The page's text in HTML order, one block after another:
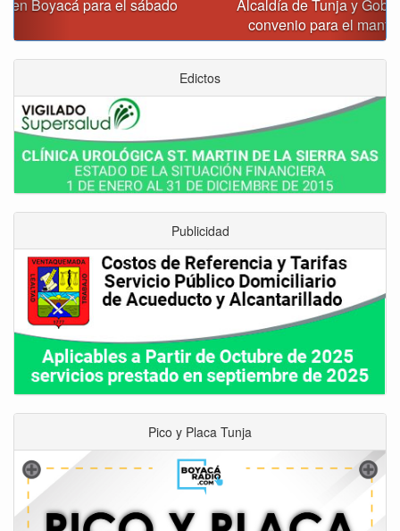
Alcaldía de Tunja y Gobernación de Boyacá firmaron
convenio para el mantenimiento de vía Moniquirá
Edictos
Publicidad
Pico y Placa Tunja